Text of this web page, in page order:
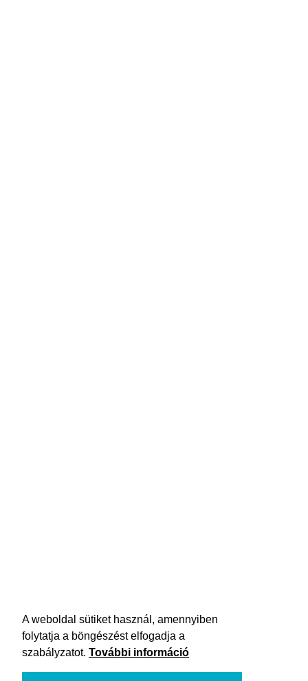
A weboldal sütiket használ, amennyiben
folytatja a böngészést elfogadja a
szabályzatot. További információ